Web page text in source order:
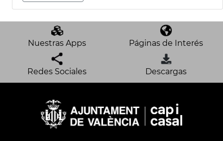
Nuestras Apps Páginas de Interés
Redes Sociales Descargas